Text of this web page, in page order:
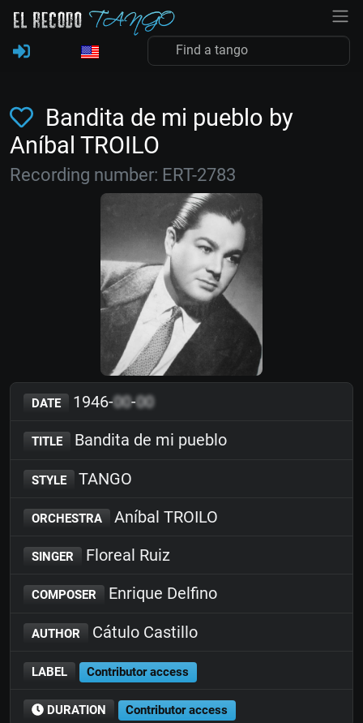
Bandita de mi pueblo by
Aníbal TROILO
Recording number: ERT-2783
DATE 1946-00-00
TITLE Bandita de mi pueblo
STYLE TANGO
ORCHESTRA Aníbal TROILO
SINGER Floreal Ruiz
COMPOSER Enrique Delfino
AUTHOR Cátulo Castillo
LABEL Contributor access
DURATION Contributor access